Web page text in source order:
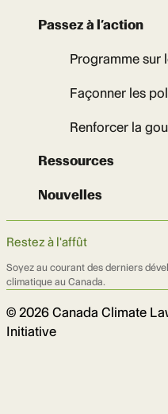
Passez à l’action
Programme sur
Façonner les
Renforcer la
Ressources
Nouvelles
Restez à l'affût
Soyez au courant des derniers
climatique au Canada.
© 2026 Canada Climate
Initiative